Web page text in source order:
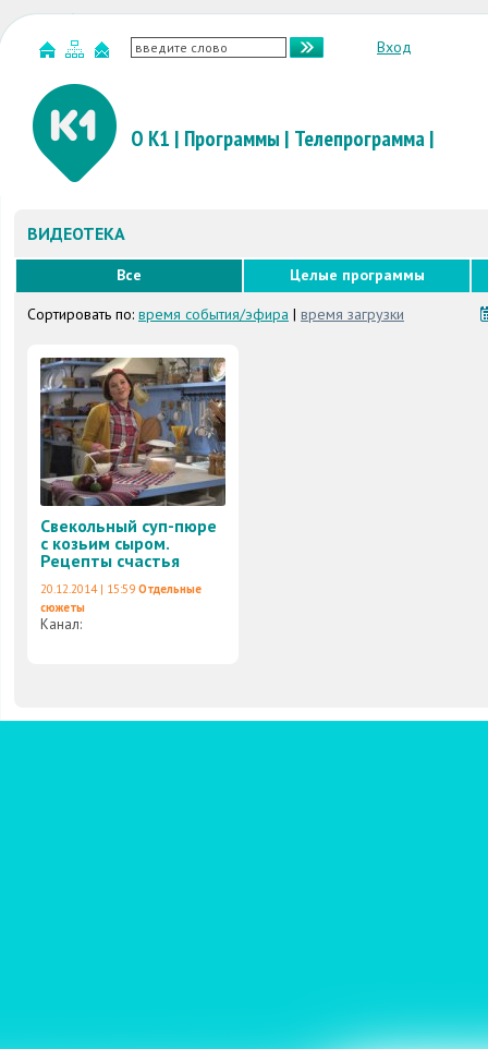
Вход
О К1 | Программы | Телепрограмма|
ВИДЕОТЕКА
Все
Целые программы
Сортировать по: время события/эфира | время загрузки
Свекольный суп-пюре
с козьим сыром.
Рецепты счастья
20.12.2014 | 15:59 Отдельные
сюжеты
Канал: